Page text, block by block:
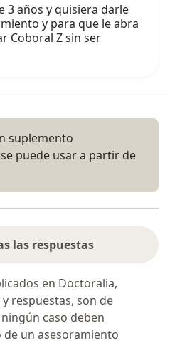
3 años y quisiera darle
y para que le abra
Coboral Z sin ser
suplemento
puede usar a partir de
las respuestas
en Doctoralia,
respuestas, son de
caso deben
un asesoramiento